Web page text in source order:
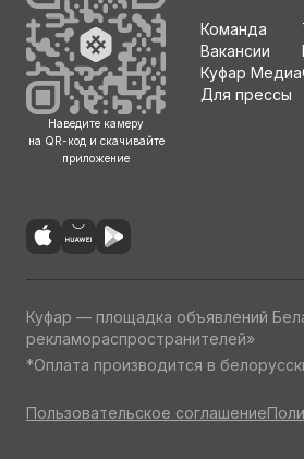
Наведите камеру
на QR-код и скачивайте
приложение
Команда
Вакансии
Куфар Медиа
Для прессы
Куфар — площадка объявлений
рекламораспространителей»
*Оплата производится в
Пользовательское соглашение